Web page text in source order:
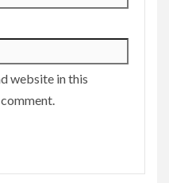
website in this